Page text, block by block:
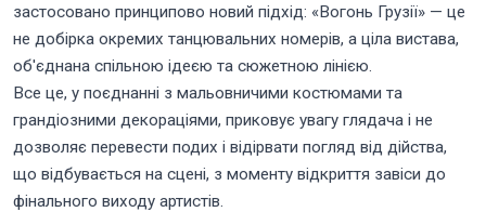
застосовано принципово новий підхід: «Вогонь Грузії» — це
не добірка окремих танцювальних номерів, а ціла вистава,
об'єднана спільною ідеєю та сюжетною лінією.
Все це, у поєднанні з мальовничими костюмами та
грандіозними декораціями, приковує увагу глядача і не
дозволяє перевести подих і відірвати погляд від дійства,
що відбувається на сцені, з моменту відкриття завіси до
фінального виходу артистів.